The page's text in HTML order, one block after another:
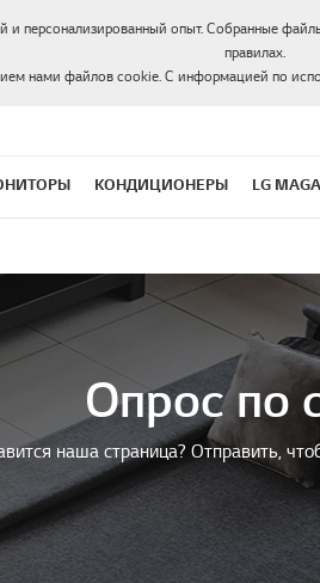
персонализированный опыт. Собранные
правилах.
нами файлов cookie. С информацией по
КОНДИЦИОНЕРЫ LG
Опрос по
наша страница? Отправить,